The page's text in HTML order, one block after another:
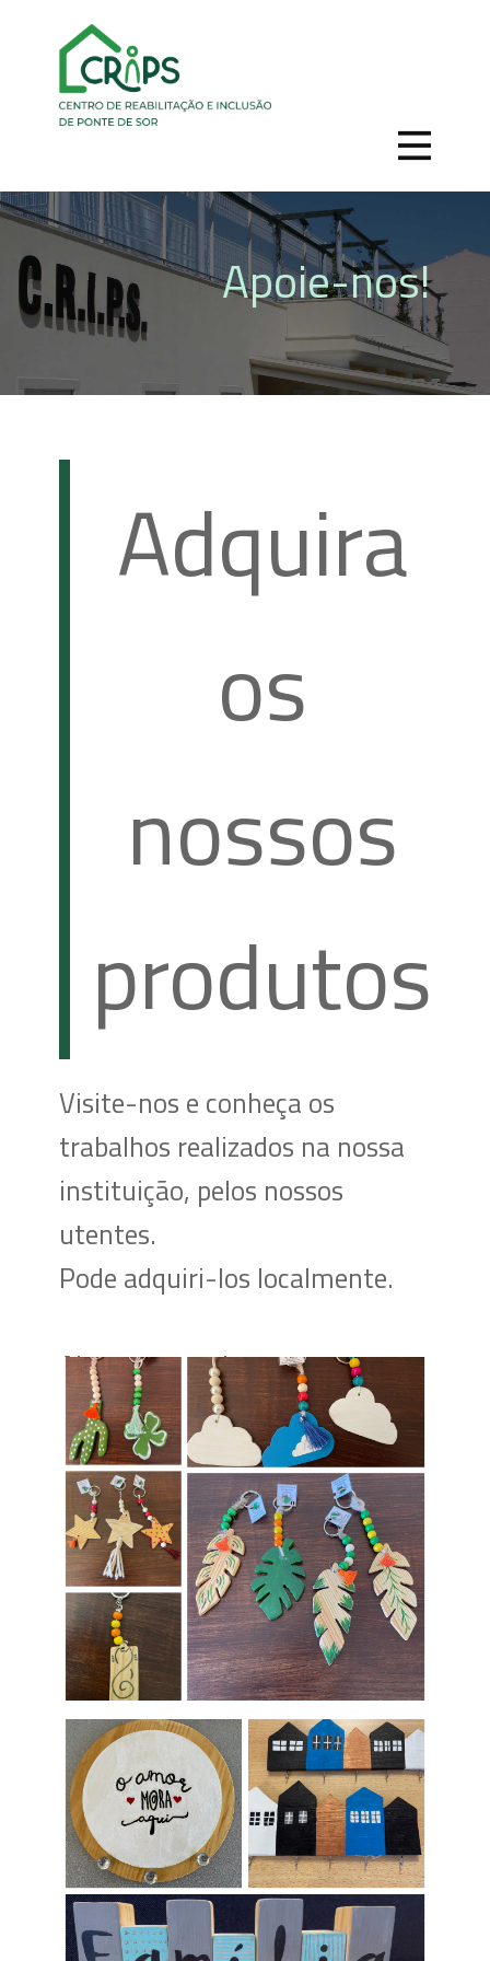
Apoie-nos!
Adquira
os
nossos
produtos
Visite-nos e conheça os
trabalhos realizados na nossa
instituição, pelos nossos
utentes.
Pode adquiri-los localmente.
Alguns exemplos: